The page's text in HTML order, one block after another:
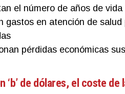
el número de años de
gastos en atención de
pérdidas económicas
‘b’ de dólares, el coste